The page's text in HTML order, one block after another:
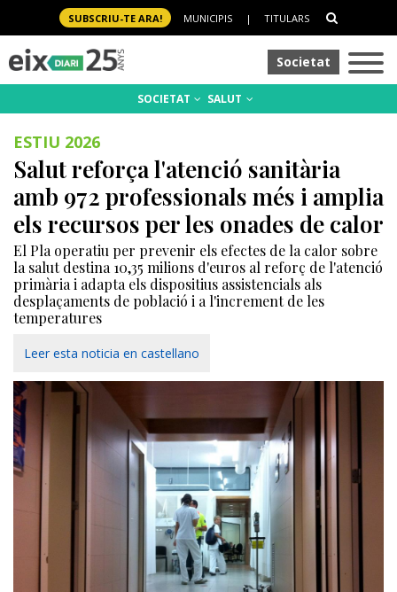
SUBSCRIU-TE ARA! MUNICIPIS | TITULARS
Societat
SOCIETAT SALUT
ESTIU 2026
Salut reforça l'atenció sanitària
amb 972 professionals més i amplia
els recursos per les onades de calor
El Pla operatiu per prevenir els efectes de la calor sobre
la salut destina 10,35 milions d'euros al reforç de l'atenció
primària i adapta els dispositius assistencials als
desplaçaments de població i a l'increment de les
temperatures
Leer esta noticia en castellano